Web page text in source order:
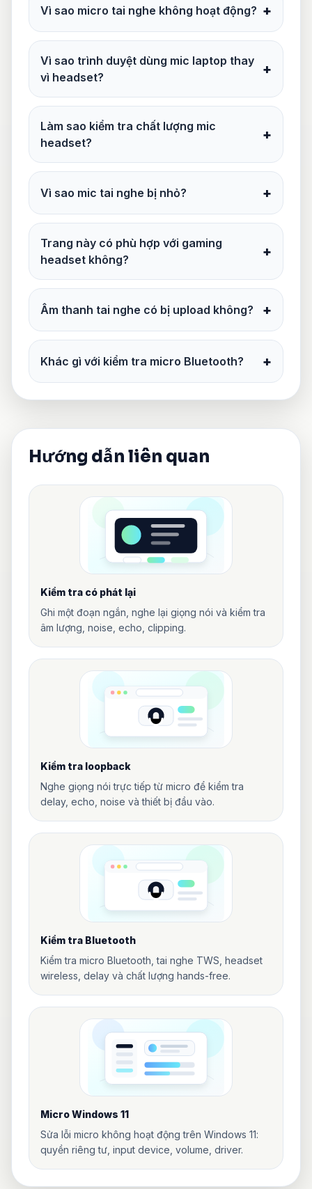
Vì sao micro tai nghe không hoạt động? +
Vì sao trình duyệt dùng mic laptop thay
vì headset?
+
Làm sao kiểm tra chất lượng mic
headset?
+
Vì sao mic tai nghe bị nhỏ? +
Trang này có phù hợp với gaming
headset không?
+
Âm thanh tai nghe có bị upload không? +
Khác gì với kiểm tra micro Bluetooth? +
Hướng dẫn liên quan
Kiểm tra có phát lại
Ghi một đoạn ngắn, nghe lại giọng nói và kiểm tra
âm lượng, noise, echo, clipping.
Kiểm tra loopback
Nghe giọng nói trực tiếp từ micro để kiểm tra
delay, echo, noise và thiết bị đầu vào.
Kiểm tra Bluetooth
Kiểm tra micro Bluetooth, tai nghe TWS, headset
wireless, delay và chất lượng hands-free.
Micro Windows 11
Sửa lỗi micro không hoạt động trên Windows 11:
quyền riêng tư, input device, volume, driver.